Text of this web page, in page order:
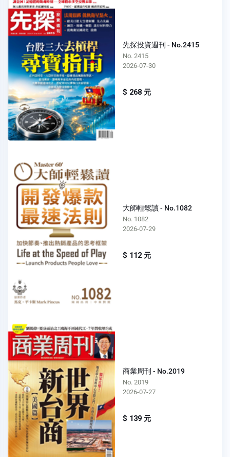
先探投資週刊 - No.2415
No. 2415
2026-07-30
$ 268 元
大師輕鬆讀 - No.1082
No. 1082
2026-07-29
$ 112 元
商業周刊 - No.2019
No. 2019
2026-07-27
$ 139 元